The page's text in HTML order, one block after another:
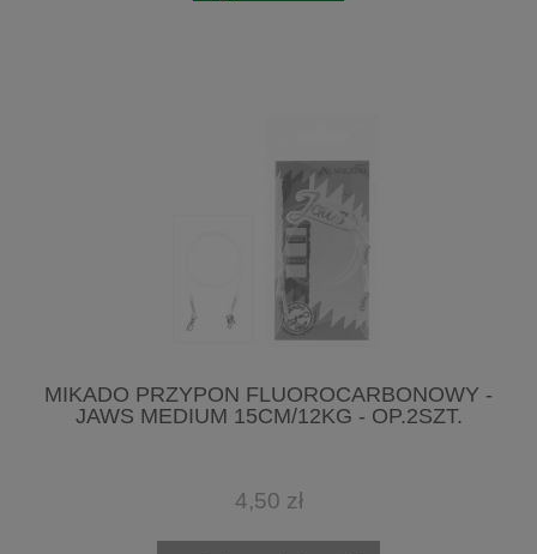
MIKADO PRZYPON FLUOROCARBONOWY -
JAWS MEDIUM 15CM/12KG - OP.2SZT.
4,50 zł